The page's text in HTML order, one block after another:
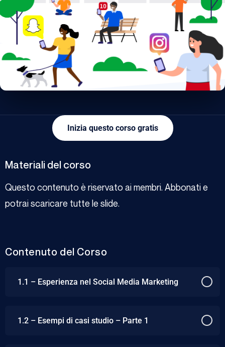
Inizia questo corso gratis
Materiali del corso
Questo contenuto è riservato ai membri. Abbonati e
potrai scaricare tutte le slide.
Contenuto del Corso
1.1 – Esperienza nel Social Media Marketing
1.2 – Esempi di casi studio – Parte 1